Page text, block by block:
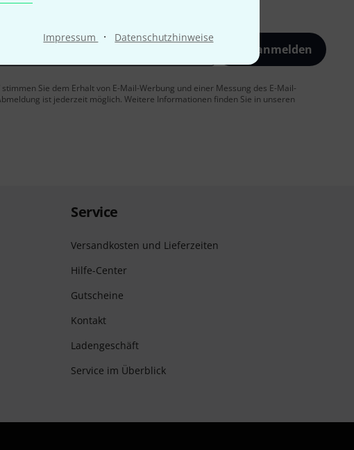
Impressum · Datenschutzhinweise
Jetzt anmelden
stimmen Sie dem Erhalt von E-Mail-Werbung und einer Messung des E-Mail-
ist jederzeit möglich. Weitere Informationen finden Sie in unseren
Service
Versandkosten und Lieferzeiten
Hilfe-Center
Gutscheine
Kontakt
Ladengeschäft
Service im Überblick